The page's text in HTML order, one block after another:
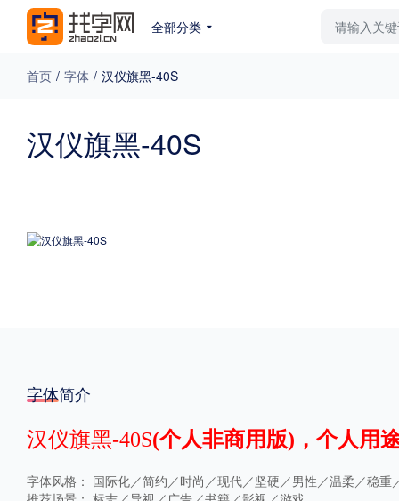
全部分类
免费下载 收费下载
格式
.TTF .OTF
首页 / 字体 / 汉仪旗黑-40S
汉仪旗黑-40S
字体简介
汉仪旗黑-40S(个人非商用版)，个人用
字体风格：
国际化／简约／时尚／现代／坚硬／男性／温柔／稳重